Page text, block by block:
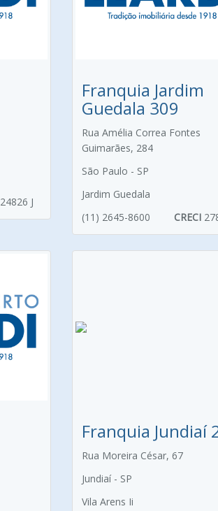
24826 J
Franquia Jardim
Guedala 309
Rua Amélia Correa Fontes
Guimarães, 284
São Paulo - SP
Jardim Guedala
(11) 2645-8600
CRECI
Franquia Jundiaí
Rua Moreira César, 67
Jundiaí - SP
Vila Arens Ii